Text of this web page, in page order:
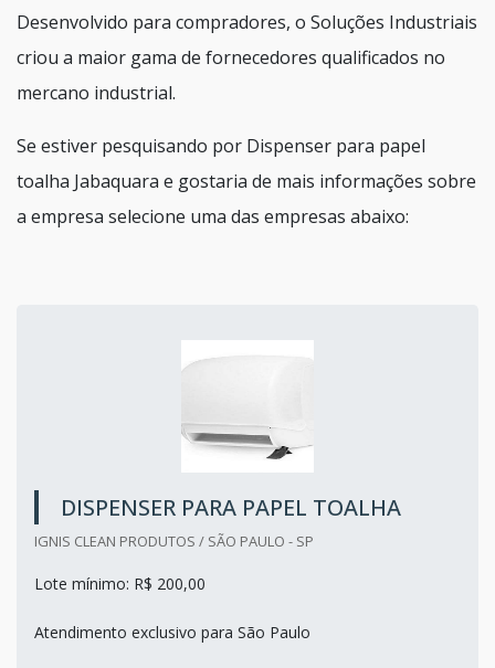
Desenvolvido para compradores, o Soluções Industriais
criou a maior gama de fornecedores qualificados no
mercano industrial.
Se estiver pesquisando por Dispenser para papel
toalha Jabaquara e gostaria de mais informações sobre
a empresa selecione uma das empresas abaixo:
DISPENSER PARA PAPEL TOALHA
IGNIS CLEAN PRODUTOS / SÃO PAULO - SP
Lote mínimo: R$ 200,00
Atendimento exclusivo para São Paulo